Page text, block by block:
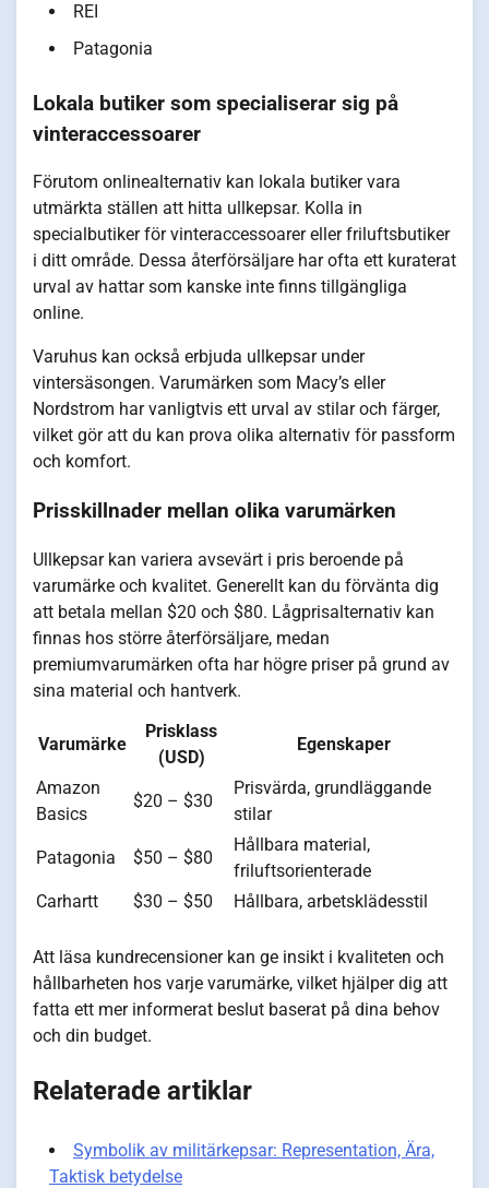
REI
Patagonia
Lokala butiker som specialiserar sig på
vinteraccessoarer
Förutom onlinealternativ kan lokala butiker vara
utmärkta ställen att hitta ullkepsar. Kolla in
specialbutiker för vinteraccessoarer eller friluftsbutiker
i ditt område. Dessa återförsäljare har ofta ett kuraterat
urval av hattar som kanske inte finns tillgängliga
online.
Varuhus kan också erbjuda ullkepsar under
vintersäsongen. Varumärken som Macy’s eller
Nordstrom har vanligtvis ett urval av stilar och färger,
vilket gör att du kan prova olika alternativ för passform
och komfort.
Prisskillnader mellan olika varumärken
Ullkepsar kan variera avsevärt i pris beroende på
varumärke och kvalitet. Generellt kan du förvänta dig
att betala mellan $20 och $80. Lågprisalternativ kan
finnas hos större återförsäljare, medan
premiumvarumärken ofta har högre priser på grund av
sina material och hantverk.
Varumärke
Prisklass
(USD)
Egenskaper
Amazon
Basics
$20 – $30
Prisvärda, grundläggande
stilar
Patagonia $50 – $80
Hållbara material,
friluftsorienterade
Carhartt
$30 – $50 Hållbara, arbetsklädesstil
Att läsa kundrecensioner kan ge insikt i kvaliteten och
hållbarheten hos varje varumärke, vilket hjälper dig att
fatta ett mer informerat beslut baserat på dina behov
och din budget.
Relaterade artiklar
Symbolik av militärkepsar: Representation, Ära,
Taktisk betydelse